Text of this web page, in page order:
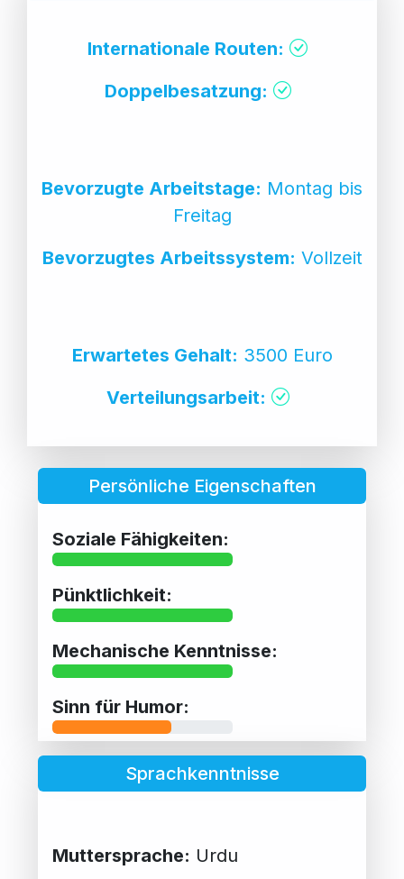
Internationale Routen:
Doppelbesatzung:
Bevorzugte Arbeitstage: Montag bis
Freitag
Bevorzugtes Arbeitssystem: Vollzeit
Erwartetes Gehalt: 3500 Euro
Verteilungsarbeit:
Persönliche Eigenschaften
Soziale Fähigkeiten:
Pünktlichkeit:
Mechanische Kenntnisse:
Sinn für Humor:
Sprachkenntnisse
Muttersprache: Urdu